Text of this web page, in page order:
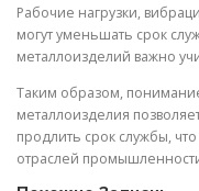
Рабочие нагрузки,
могут уменьшать срок
металлоизделий важно
Таким образом,
металлоизделия
продлить срок службы,
отраслей